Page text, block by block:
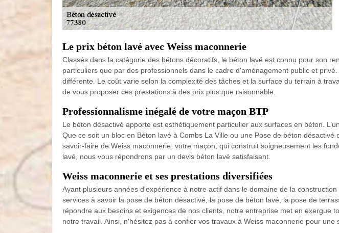
Le prix béton lavé avec Weiss maconnerie
Classés dans la catégorie des bétons décoratifs, le béton lavé est connu pour son
particuliers que par des professionnels dans le cadre d'aménagement public et
différente. Le coût varie selon la complexité des tâches et la surface du terrain à
de vous proposer ces prestations à des prix plus que raisonnable.
Professionnalisme inégalé de votre maçon BTP
Le béton désactivé apporte est esthétiquement particulier aux surfaces en béton.
Que ce soit un bloc en Béton lavé à Combs La Ville ou une Pose de béton
savoir-faire de Weiss maconnerie, votre maçon, qui construit soigneusement les
lavé, nous vous répondrons par un devis béton lavé satisfaisant.
Weiss maconnerie et ses prestations diversifiées
Ayant plusieurs années d'expérience à notre actif dans le domaine de la
services à savoir la pose de béton désactivé, la pose de béton lavé, la pose de
répondre aux besoins et exigences de nos clients, notre entreprise met en
notre travail. Ainsi, n'hésitez pas à confier vos travaux à Weiss maconnerie pour une